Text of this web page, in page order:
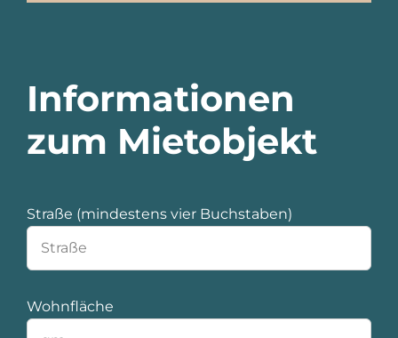
Informationen
zum Mietobjekt
Straße (mindestens vier Buchstaben)
Wohnfläche